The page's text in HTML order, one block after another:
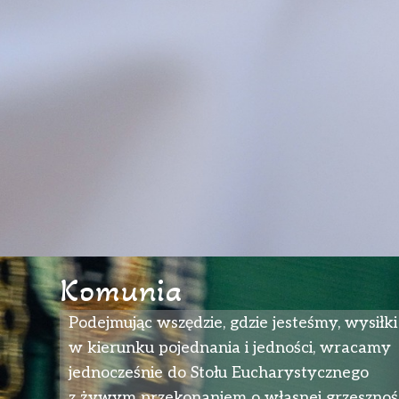
Komunia
Podejmując wszędzie, gdzie jesteśmy, wysiłki
w kierunku pojednania i jedności, wracamy
jednocześnie do Stołu Eucharystycznego